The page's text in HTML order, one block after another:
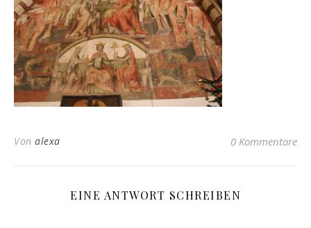
Von alexa 0 Kommentare
EINE ANTWORT SCHREIBEN